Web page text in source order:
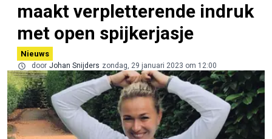
maakt verpletterende indruk
met open spijkerjasje
Nieuws
door Johan Snijders zondag, 29 januari 2023 om 12:00